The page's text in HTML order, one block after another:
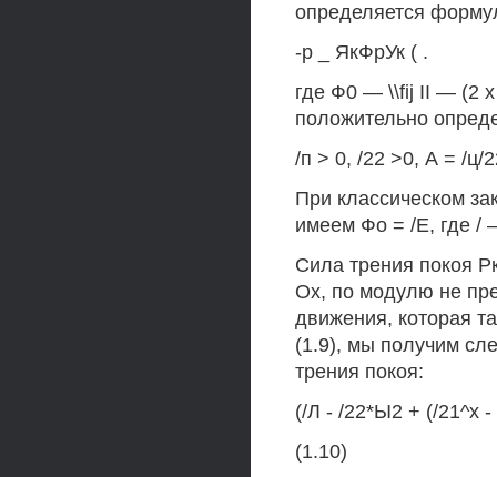
определяется
-р _ ЯкФрУк ( .
где Ф0 — \\fij II — (2 х
положительно
/п > 0, /22 >0, А = /ц/
При классическом
имеем Фо = /Е, где /
Сила трения покоя
Ох, по модулю не
движения, которая
(1.9), мы получим
трения покоя:
(/Л - /22*Ы2 + (/21^х
(1.10)